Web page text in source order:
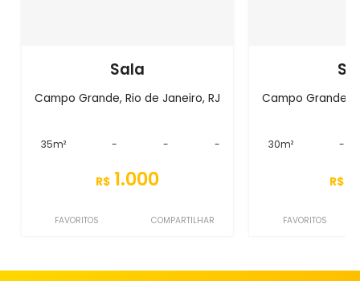
Sala
Campo Grande, Rio de Janeiro, RJ
35m² - - -
R$ 1.000
FAVORITOS COMPARTILHAR
Campo Grande,
30m² -
R$
FAVORITOS